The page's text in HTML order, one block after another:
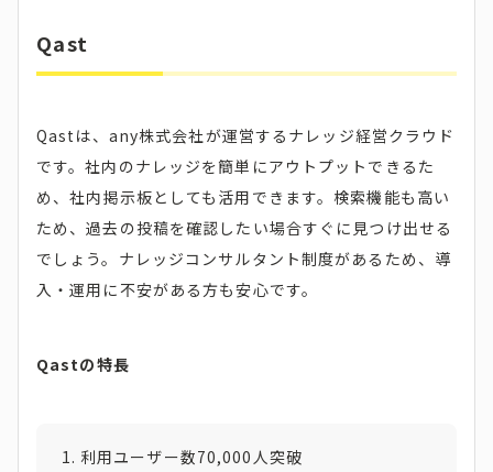
Qast
Qastは、any株式会社が運営するナレッジ経営クラウド
です。社内のナレッジを簡単にアウトプットできるた
め、社内掲示板としても活用できます。検索機能も高い
ため、過去の投稿を確認したい場合すぐに見つけ出せる
でしょう。ナレッジコンサルタント制度があるため、導
入・運用に不安がある方も安心です。
Qastの特長
利用ユーザー数70,000人突破